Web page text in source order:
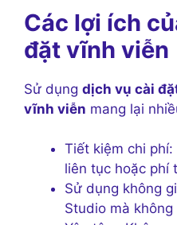
Các lợi ích
đặt vĩnh viễn
Sử dụng dịch vụ cài
vĩnh viễn mang lại
Tiết kiệm chi
liên tục hoặc phí
Sử dụng không
Studio mà